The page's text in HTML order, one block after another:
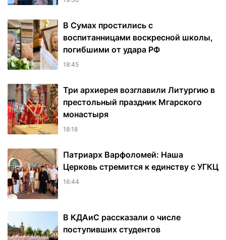
В Сумах простились с
воспитанницами воскресной школы,
погибшими от удара РФ
18:45
Три архиерея возглавили Литургию в
престольный праздник Мгарского
монастыря
18:18
Патриарх Варфоломей: Наша
Церковь стремится к единству с УГКЦ
16:44
В КДАиС рассказали о числе
поступивших студентов